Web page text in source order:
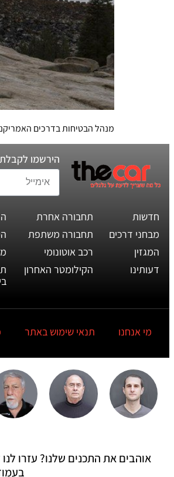
מנהל הבטיחות בדרכים האמריקני סיים חקירה שנוגעת ליותר מ-856,000
הירשמו
חדשות
מבחני דרכים
המגזין
דעותינו
תחבורה אחרת
תחבורה משתפת
רכב אוטונומי
הקילומטר האחרון
מי אנחנו תנאי שימוש באתר
אוהבים את התכנים שלנו? עזרו